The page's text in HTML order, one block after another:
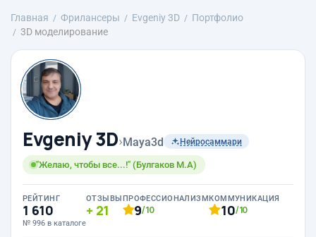
Главная Фрилансеры Evgeniy 3D
Портфолио
3D моделирование
Evgeniy 3D›Maya3d Нейросаммари
"Желаю, чтобы все...!" (Булгаков М.А)
РЕЙТИНГ
1 610
№ 996 в каталоге
ОТЗЫВЫ
21
ПРОФЕССИОНАЛИЗМ
9/10
КОММУНИКАЦИЯ
10/10